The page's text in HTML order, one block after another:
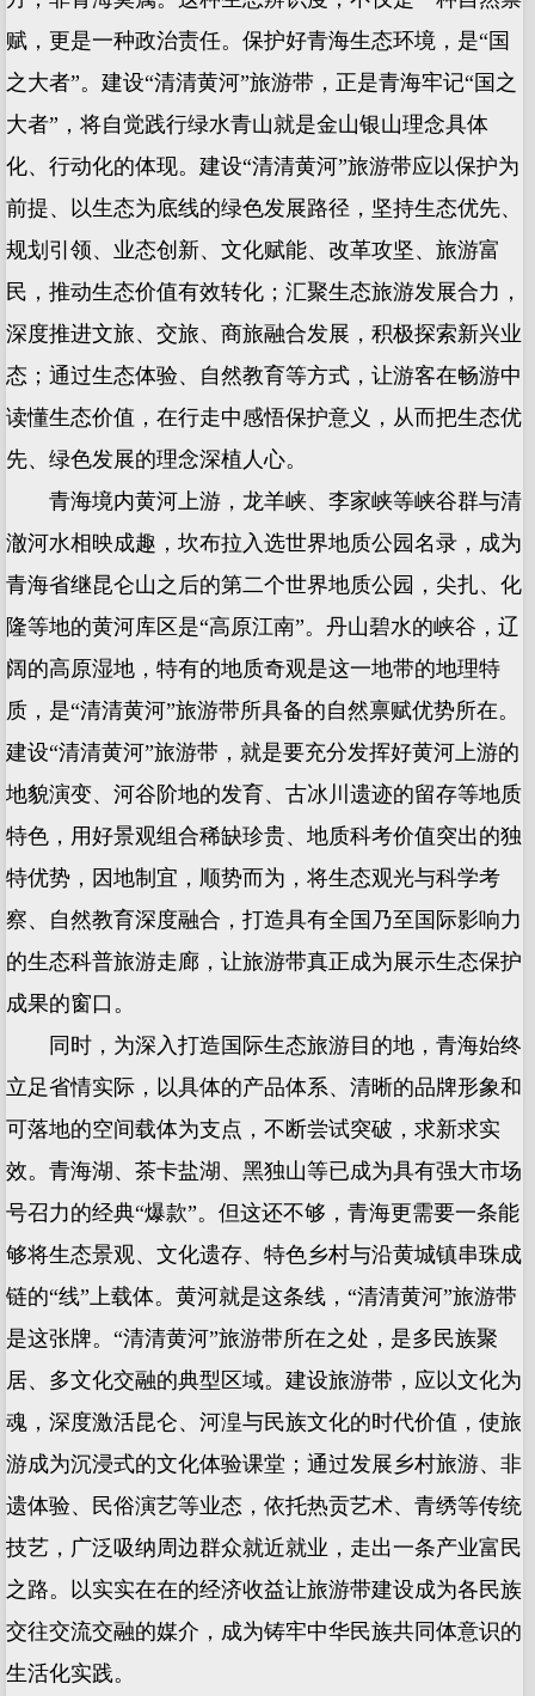
赋，更是一种政治责任。保护好青海生态环境，是“国
之大者”。建设“清清黄河”旅游带，正是青海牢记“国之
大者”，将自觉践行绿水青山就是金山银山理念具体
化、行动化的体现。建设“清清黄河”旅游带应以保护为
前提、以生态为底线的绿色发展路径，坚持生态优先、
规划引领、业态创新、文化赋能、改革攻坚、旅游富
民，推动生态价值有效转化；汇聚生态旅游发展合力，
深度推进文旅、交旅、商旅融合发展，积极探索新兴业
态；通过生态体验、自然教育等方式，让游客在畅游中
读懂生态价值，在行走中感悟保护意义，从而把生态优
先、绿色发展的理念深植人心。
青海境内黄河上游，龙羊峡、李家峡等峡谷群与清
澈河水相映成趣，坎布拉入选世界地质公园名录，成为
青海省继昆仑山之后的第二个世界地质公园，尖扎、化
隆等地的黄河库区是“高原江南”。丹山碧水的峡谷，辽
阔的高原湿地，特有的地质奇观是这一地带的地理特
质，是“清清黄河”旅游带所具备的自然禀赋优势所在。
建设“清清黄河”旅游带，就是要充分发挥好黄河上游的
地貌演变、河谷阶地的发育、古冰川遗迹的留存等地质
特色，用好景观组合稀缺珍贵、地质科考价值突出的独
特优势，因地制宜，顺势而为，将生态观光与科学考
察、自然教育深度融合，打造具有全国乃至国际影响力
的生态科普旅游走廊，让旅游带真正成为展示生态保护
成果的窗口。
同时，为深入打造国际生态旅游目的地，青海始终
立足省情实际，以具体的产品体系、清晰的品牌形象和
可落地的空间载体为支点，不断尝试突破，求新求实
效。青海湖、茶卡盐湖、黑独山等已成为具有强大市场
号召力的经典“爆款”。但这还不够，青海更需要一条能
够将生态景观、文化遗存、特色乡村与沿黄城镇串珠成
链的“线”上载体。黄河就是这条线，“清清黄河”旅游带
是这张牌。“清清黄河”旅游带所在之处，是多民族聚
居、多文化交融的典型区域。建设旅游带，应以文化为
魂，深度激活昆仑、河湟与民族文化的时代价值，使旅
游成为沉浸式的文化体验课堂；通过发展乡村旅游、非
遗体验、民俗演艺等业态，依托热贡艺术、青绣等传统
技艺，广泛吸纳周边群众就近就业，走出一条产业富民
之路。以实实在在的经济收益让旅游带建设成为各民族
交往交流交融的媒介，成为铸牢中华民族共同体意识的
生活化实践。